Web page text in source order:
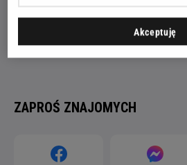
ZAPROŚ ZNAJOMYCH
Akceptuję